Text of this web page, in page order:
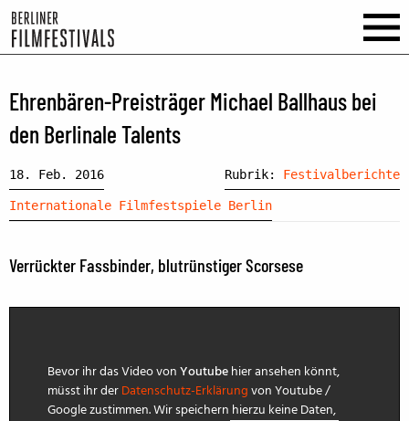
Ehrenbären-Preisträger Michael Ballhaus bei
den Berlinale Talents
18. Feb. 2016 Rubrik: Festivalberichte
Internationale Filmfestspiele Berlin
Verrückter Fassbinder, blutrünstiger Scorsese
Bevor ihr das Video vonYoutubehier ansehen könnt,
müsst ihr derDatenschutz-Erklärungvon Youtube /
Google zustimmen. Wir speichern hierzu keine Daten,